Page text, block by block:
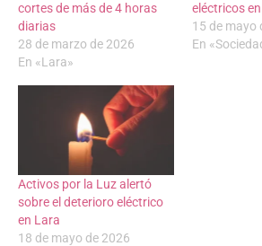
cortes de más de 4 horas
diarias
28 de marzo de 2026
En «Lara»
eléctricos
15 de mayo
En
Activos por la Luz alertó
sobre el deterioro eléctrico
en Lara
18 de mayo de 2026